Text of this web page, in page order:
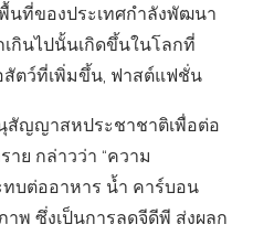
นที่ของประเทศกำลังพัฒนา
กินไปนั้นเกิดขึ้นในโลกที่
สัตว์ที่เพิ่มขึ้น, ฟาสต์แฟชั่น
สัญญาสหประชาชาติเพื่อต่อ
ย กล่าวว่า “ความ
บต่ออาหาร น้ำ คาร์บอน
พ ซึ่งเป็นการลดจีดีพี ส่งผลก